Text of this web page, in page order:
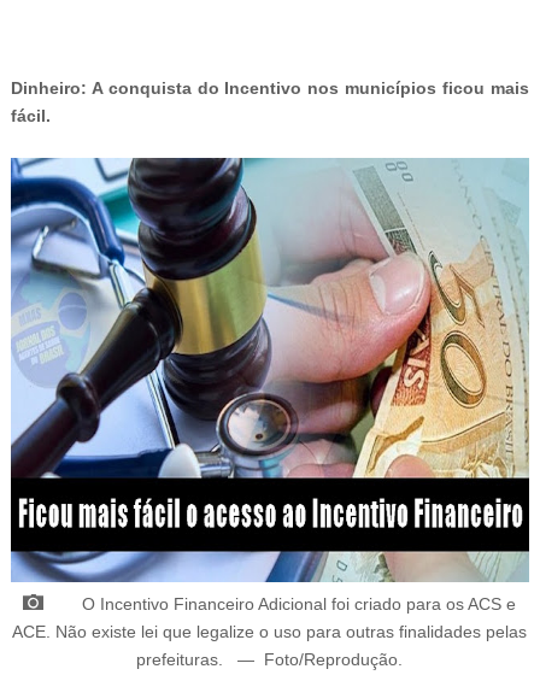
Dinheiro: A conquista do Incentivo nos municípios ficou mais
fácil.
O Incentivo Financeiro Adicional foi criado para os ACS e
ACE. Não existe lei que legalize o uso para outras finalidades pelas
prefeituras
— Foto/Reprodução